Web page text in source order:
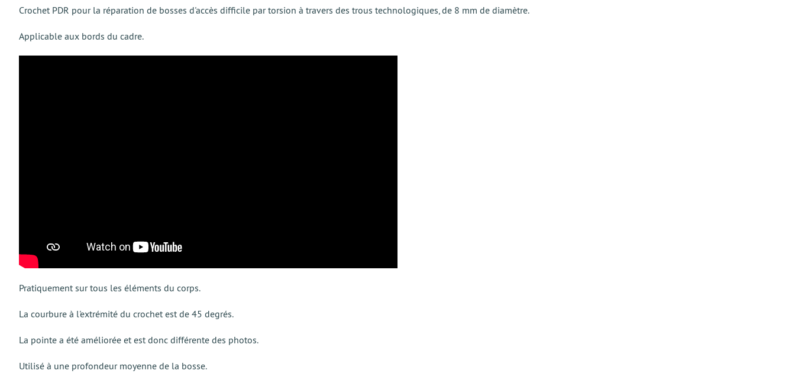
Crochet PDR pour la réparation de bosses d'accès difficile par torsion à travers des trous technologiques, de 8 mm de diamètre.
Applicable aux bords du cadre.
Pratiquement sur tous les éléments du corps.
La courbure à l'extrémité du crochet est de 45 degrés.
La pointe a été améliorée et est donc différente des photos.
Utilisé à une profondeur moyenne de la bosse.